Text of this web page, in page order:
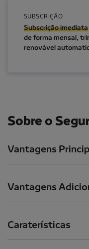
SUBSCRIÇÃO
Subscrição imediata
de forma mensal,
renovável
Sobre o
Vantagens
Vantagens
Caraterísticas